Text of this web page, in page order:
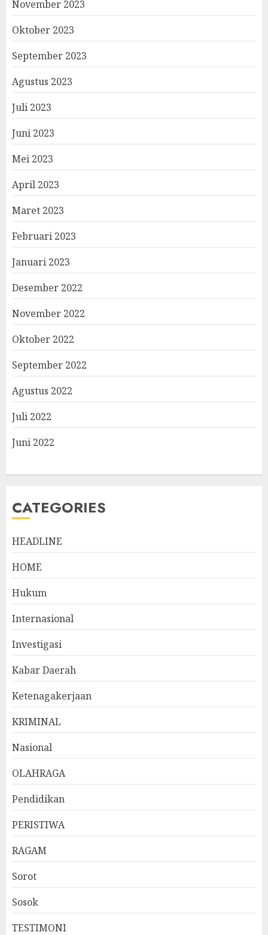
November 2023
Oktober 2023
September 2023
Agustus 2023
Juli 2023
Juni 2023
Mei 2023
April 2023
Maret 2023
Februari 2023
Januari 2023
Desember 2022
November 2022
Oktober 2022
September 2022
Agustus 2022
Juli 2022
Juni 2022
CATEGORIES
HEADLINE
HOME
Hukum
Internasional
Investigasi
Kabar Daerah
Ketenagakerjaan
KRIMINAL
Nasional
OLAHRAGA
Pendidikan
PERISTIWA
RAGAM
Sorot
Sosok
TESTIMONI